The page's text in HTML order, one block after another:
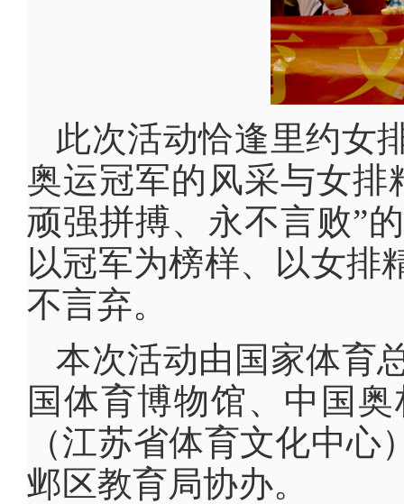
此次活动恰逢里约女
奥运冠军的风采与女排
顽强拼搏、永不言败”
以冠军为榜样、以女排
不言弃。
本次活动由国家体育
国体育博物馆、中国
（江苏省体育文化中
邺区教育局协办。